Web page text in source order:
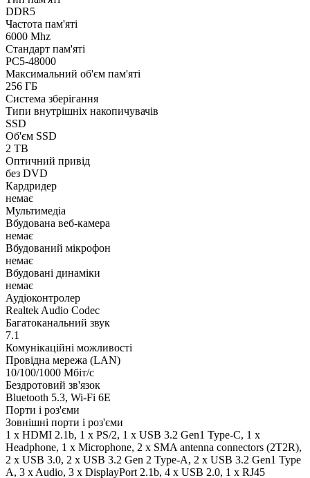
DDR5
Частота пам'яті
6000 Mhz
Стандарт пам'яті
PC5-48000
Максимальний об'єм пам'яті
256 ГБ
Система зберігання
Типи внутрішніх накопичувачів
SSD
Об'єм SSD
2 TB
Оптичний привід
без DVD
Кардридер
немає
Мультимедіа
Вбудована веб-камера
немає
Вбудований мікрофон
немає
Вбудовані динаміки
немає
Аудіоконтролер
Realtek Audio Codec
Багатоканальний звук
7.1
Комунікаційні можливості
Провідна мережа (LAN)
10/100/1000 Мбіт/с
Бездротовий зв'язок
Bluetooth 5.3, Wi-Fi 6E
Порти і роз'єми
Зовнішні порти і роз'єми
1 x HDMI 2.1b, 1 x PS/2, 1 x USB 3.2 Gen1 Type-C, 1 x
Нeadphone, 1 х Microphone, 2 x SMA antenna connectors (2T2R),
2 x USB 3.0, 2 x USB 3.2 Gen 2 Type-A, 2 x USB 3.2 Gen1 Type
A, 3 x Audio, 3 x DisplayPort 2.1b, 4 x USB 2.0, 1 x RJ45